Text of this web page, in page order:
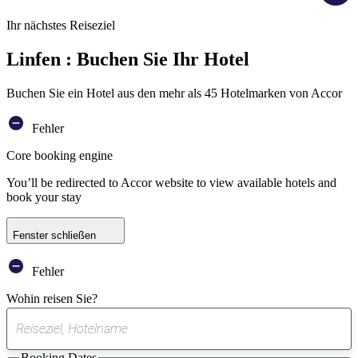
Ihr nächstes Reiseziel
Linfen : Buchen Sie Ihr Hotel
Buchen Sie ein Hotel aus den mehr als 45 Hotelmarken von Accor
Fehler
Core booking engine
You’ll be redirected to Accor website to view available hotels and
book your stay
Fenster schließen
Fehler
Wohin reisen Sie?
gefundener